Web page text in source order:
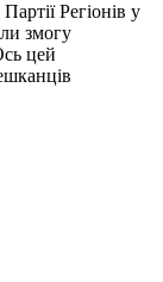
Регіонів у
змогу
цей